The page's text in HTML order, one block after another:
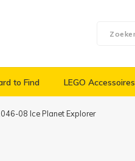
to Find LEGO Accessoires
08 Ice Planet Explorer